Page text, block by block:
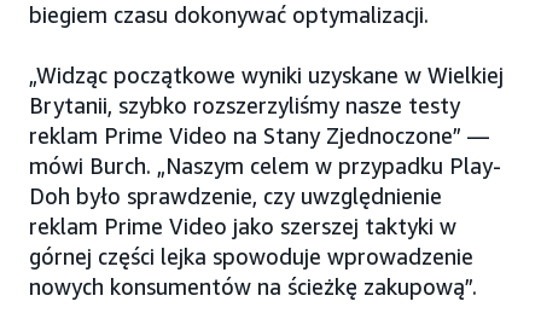
biegiem czasu dokonywać optymalizacji.
„Widząc początkowe wyniki uzyskane w Wielkiej
Brytanii, szybko rozszerzyliśmy nasze testy
reklam Prime Video na Stany Zjednoczone” —
mówi Burch. „Naszym celem w przypadku Play-
Doh było sprawdzenie, czy uwzględnienie
reklam Prime Video jako szerszej taktyki w
górnej części lejka spowoduje wprowadzenie
nowych konsumentów na ścieżkę zakupową”.